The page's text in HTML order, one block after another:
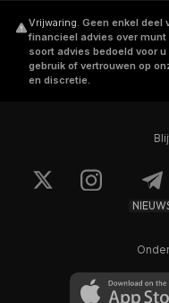
Vrijwaring. Geen enkel deel
financieel advies over
soort advies bedoeld voor
gebruik of vertrouwen op
en discretie.